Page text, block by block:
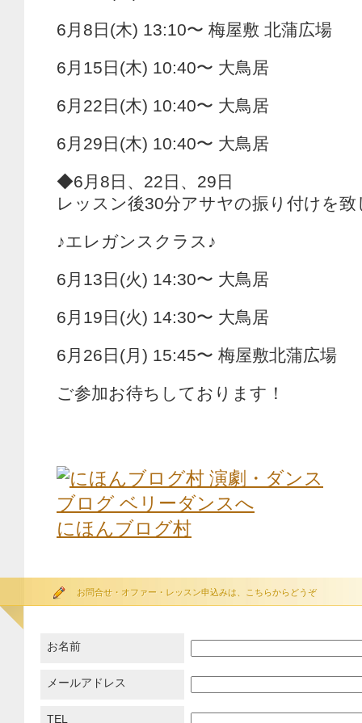
6月8日(木) 13:10〜 梅屋敷 北蒲広場
6月15日(木) 10:40〜 大鳥居
6月22日(木) 10:40〜 大鳥居
6月29日(木) 10:40〜 大鳥居
◆6月8日、22日、29日
レッスン後30分アサヤの振り付けを致
♪エレガンスクラス♪
6月13日(火) 14:30〜 大鳥居
6月19日(火) 14:30〜 大鳥居
6月26日(月) 15:45〜 梅屋敷北蒲広場
ご参加お待ちしております！
にほんブログ村
お問合せ・オファー・レッスン申込みは、こちらからどうぞ
お名前
メールアドレス
TEL